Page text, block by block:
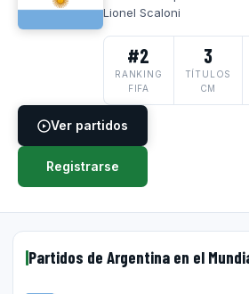
Lionel Scaloni
#2
RANKING
FIFA
3
TÍTULOS
CM
Ver partidos
Registrarse
Partidos de Argentina en el